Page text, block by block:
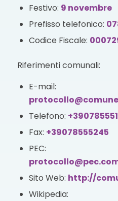
Festivo: 9 novembre
Prefisso telefonico:
Codice Fiscale:
Riferimenti comunali:
E-mail:
Telefono:
Fax: +39078555245
PEC:
Sito Web: http://
Wikipedia: